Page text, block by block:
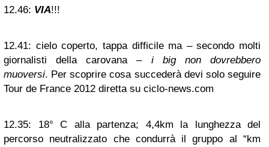
12.46: VIA!!!
12.41: cielo coperto, tappa difficile ma – secondo molti
giornalisti della carovana – i big non dovrebbero
muoversi. Per scoprire cosa succederà devi solo seguire
Tour de France 2012 diretta su ciclo-news.com
12.35: 18° C alla partenza; 4,4km la lunghezza del
percorso neutralizzato che condurrà il gruppo al “km